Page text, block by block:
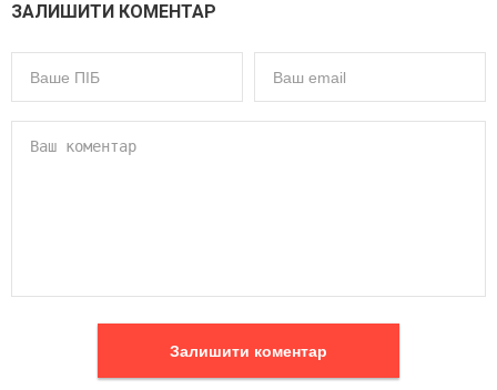
ЗАЛИШИТИ КОМЕНТАР
Залишити коментар